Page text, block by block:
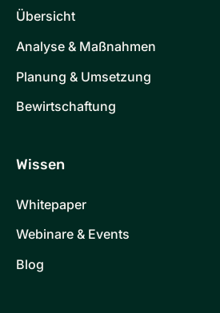
Übersicht
Analyse & Maßnahmen
Planung & Umsetzung
Bewirtschaftung
Wissen
Whitepaper
Webinare & Events
Blog